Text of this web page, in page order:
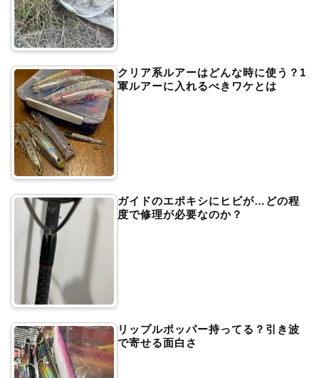
クリア系ルアーはどんな時に使う？1
軍ルアーに入れるべきワケとは
ガイドのエポキシにヒビが…どの程
度で修理が必要なのか？
リップルポッパー持ってる？引き波
で寄せる面白さ